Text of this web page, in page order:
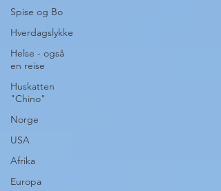
Spise og Bo
Hverdagslykke
Helse - også
en reise
Huskatten
"Chino"
Norge
USA
Afrika
Europa